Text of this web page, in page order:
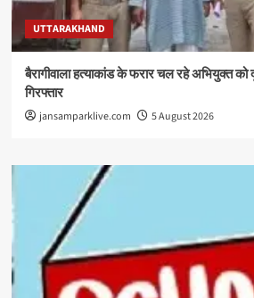
UTTARAKHAND
बैरागीवाला हत्याकांड के फरार चल रहे अभियुक्त को
गिरफ्तार
jansamparklive.com 5 August 2026